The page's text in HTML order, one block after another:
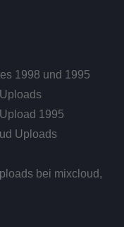
1998 und 1995
1995
Uploads
bei mixcloud,